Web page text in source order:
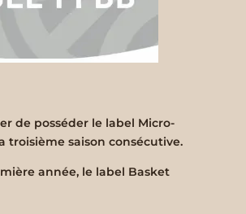
de posséder le label Micro-
troisième saison consécutive.
année, le label Basket